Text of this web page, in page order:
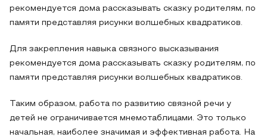
рекомендуется дома рассказывать сказку родителям, по
памяти представляя рисунки волшебных квадратиков.
Для закрепления навыка связного высказывания
рекомендуется дома рассказывать сказку родителям, по
памяти представляя рисунки волшебных квадратиков.
Таким образом, работа по развитию связной речи у
детей не ограничивается мнемотаблицами. Это только
начальная, наиболее значимая и эффективная работа. На